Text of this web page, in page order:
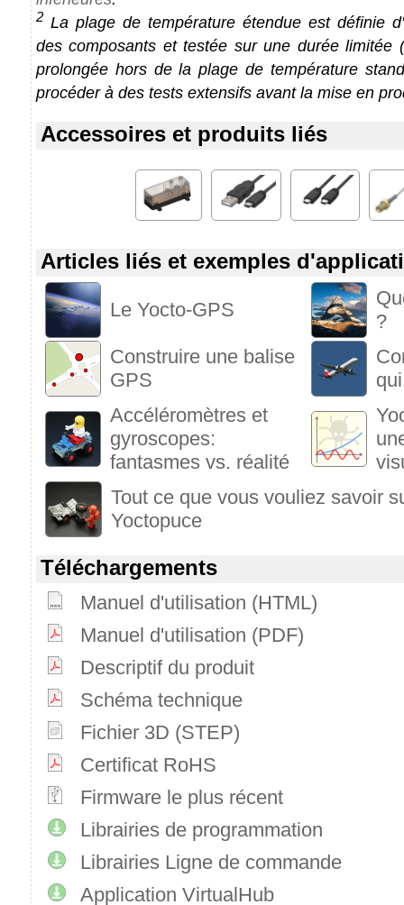
2 La plage de température étendue est définie
des composants et testée sur une durée limitée
prolongée hors de la plage de température
procéder à des tests extensifs avant la mise en
Accessoires et produits liés
Articles liés et exemples
Le Yocto-GPS
?
Construire une balise
GPS
Accéléromètres et
gyroscopes:
fantasmes vs. réalité
Tout ce que vous vouliez savoir
Yoctopuce
Téléchargements
Manuel d'utilisation (HTML)
Manuel d'utilisation (PDF)
Descriptif du produit
Schéma technique
Fichier 3D (STEP)
Certificat RoHS
Firmware le plus récent
Librairies de programmation
Librairies Ligne de commande
Application VirtualHub